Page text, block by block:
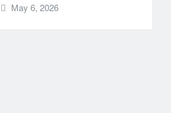
May 6, 2026